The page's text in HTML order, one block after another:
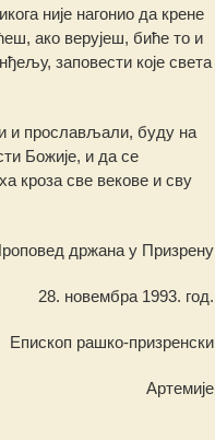
није нагонио да крене
ако верујеш, биће то и
заповести које света
и прослављали, буду на
Божије, и да се
кроза све векове и сву
држана у Призрену
28. новембра 1993. год.
Епископ рашко-призренски
Артемије